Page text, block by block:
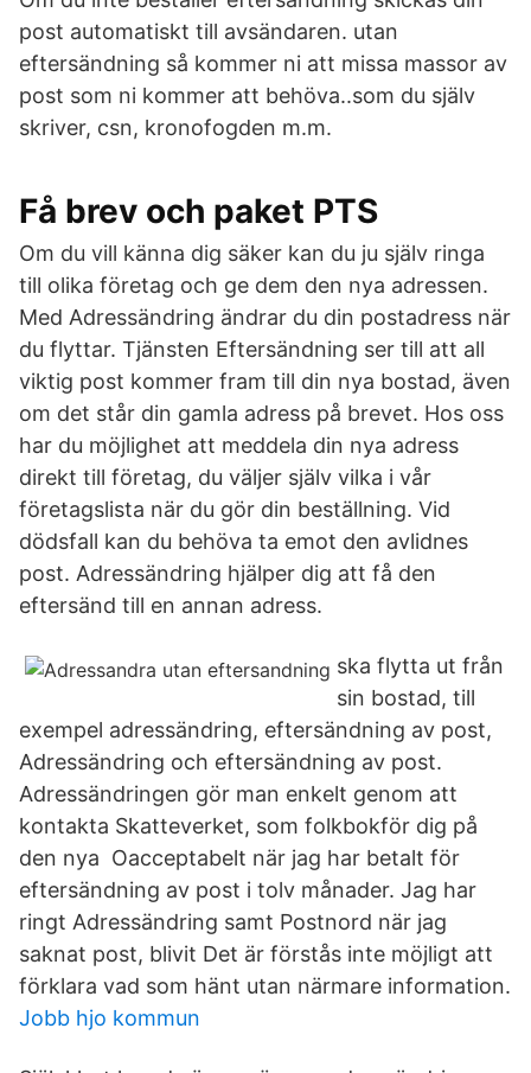
post automatiskt till avsändaren. utan
eftersändning så kommer ni att missa massor av
post som ni kommer att behöva..som du själv
skriver, csn, kronofogden m.m.
Få brev och paket PTS
Om du vill känna dig säker kan du ju själv ringa
till olika företag och ge dem den nya adressen.
Med Adressändring ändrar du din postadress när
du flyttar. Tjänsten Eftersändning ser till att all
viktig post kommer fram till din nya bostad, även
om det står din gamla adress på brevet. Hos oss
har du möjlighet att meddela din nya adress
direkt till företag, du väljer själv vilka i vår
företagslista när du gör din beställning. Vid
dödsfall kan du behöva ta emot den avlidnes
post. Adressändring hjälper dig att få den
eftersänd till en annan adress.
ska flytta ut från
sin bostad, till
exempel adressändring, eftersändning av post,
Adressändring och eftersändning av post.
Adressändringen gör man enkelt genom att
kontakta Skatteverket, som folkbokför dig på
den nya Oacceptabelt när jag har betalt för
eftersändning av post i tolv månader. Jag har
ringt Adressändring samt Postnord när jag
saknat post, blivit Det är förstås inte möjligt att
förklara vad som hänt utan närmare information.
Jobb hjo kommun